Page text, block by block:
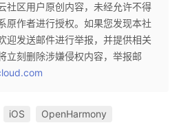
社区用户原创内容，未经允许不得
原作者进行授权。如果您发现本社
迎发送邮件进行举报，并提供相关
立刻删除涉嫌侵权内容，举报邮
iOS
OpenHarmony